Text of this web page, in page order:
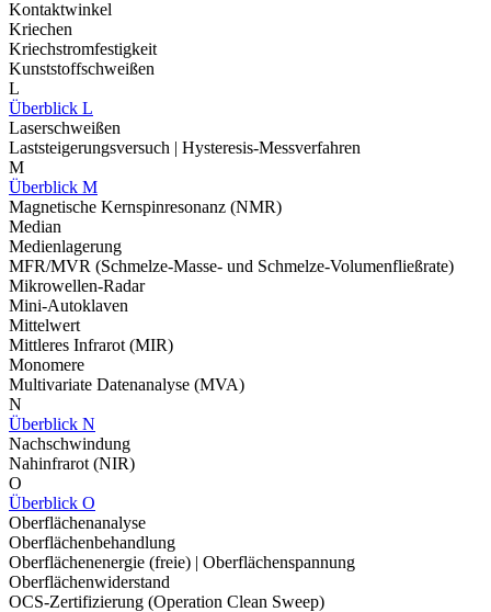
Kontaktwinkel
Kriechen
Kriechstromfestigkeit
Kunststoffschweißen
L
Überblick L
Laserschweißen
Laststeigerungsversuch | Hysteresis-Messverfahren
M
Überblick M
Magnetische Kernspinresonanz (NMR)
Median
Medienlagerung
MFR/MVR (Schmelze-Masse- und Schmelze-Volumenfließrate)
Mikrowellen-Radar
Mini-Autoklaven
Mittelwert
Mittleres Infrarot (MIR)
Monomere
Multivariate Datenanalyse (MVA)
N
Überblick N
Nachschwindung
Nahinfrarot (NIR)
O
Überblick O
Oberflächenanalyse
Oberflächenbehandlung
Oberflächenenergie (freie) | Oberflächenspannung
Oberflächenwiderstand
OCS-Zertifizierung (Operation Clean Sweep)